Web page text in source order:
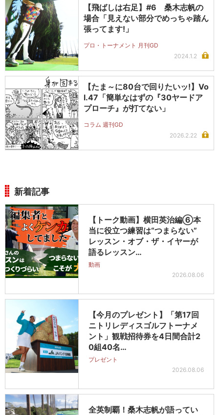
【飛ばしは右足】#6 桑木志帆の
場合「見えない部分でめっちゃ踏ん
張ってます!」
プロ・トーナメント 月刊GD
2024.1.2
【たま～に80台で回りたいッ!】Vo
l.47「簡単なはずの『30ヤードア
プローチ』が打てない」
コラム 週刊GD
2026.2.22
新着記事
【トーク動画】横田英治編⑥本
当に役立つ練習は“つまらない”
レッスン・オブ・ザ・イヤーが
語るレッスン…
動画
2026.08.06
【今月のプレゼント】「第17回
ニトリレディスゴルフトーナメ
ント」観戦招待券を4日間合計2
0組40名…
プレゼント
2026.08.06
全英制覇！桑木志帆が語ってい